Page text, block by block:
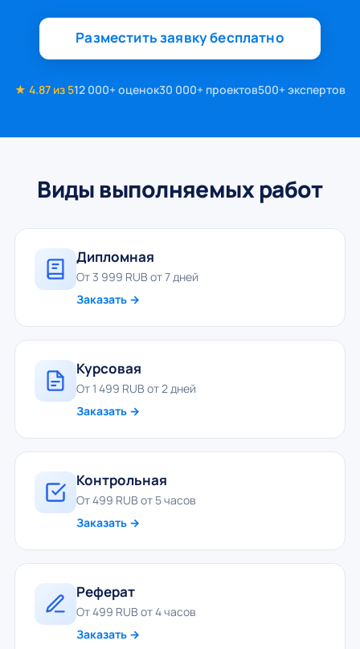
Разместить заявку бесплатно
★ 4.87 из 512 000+ оценок30 000+ проектов500+ экспертов
Виды выполняемых работ
Дипломная
От 3 999 RUB от 7 дней
Заказать →
Курсовая
От 1 499 RUB от 2 дней
Заказать →
Контрольная
От 499 RUB от 5 часов
Заказать →
Реферат
От 499 RUB от 4 часов
Заказать →